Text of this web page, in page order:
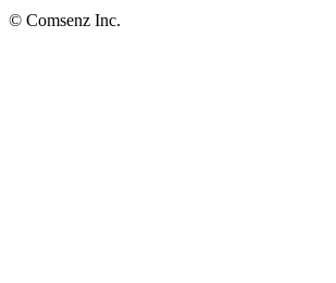
© Comsenz Inc.